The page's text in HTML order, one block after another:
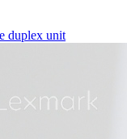
duplex unit